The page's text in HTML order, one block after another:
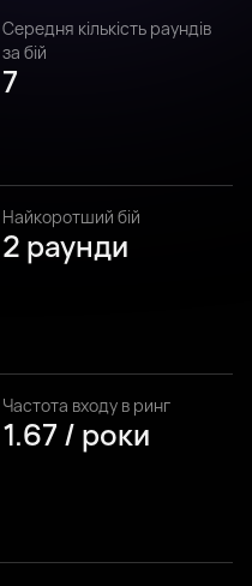
Середня кількість раундів
за бій
7
Найкоротший бій
2 раунди
Частота входу в ринг
1.67 / роки